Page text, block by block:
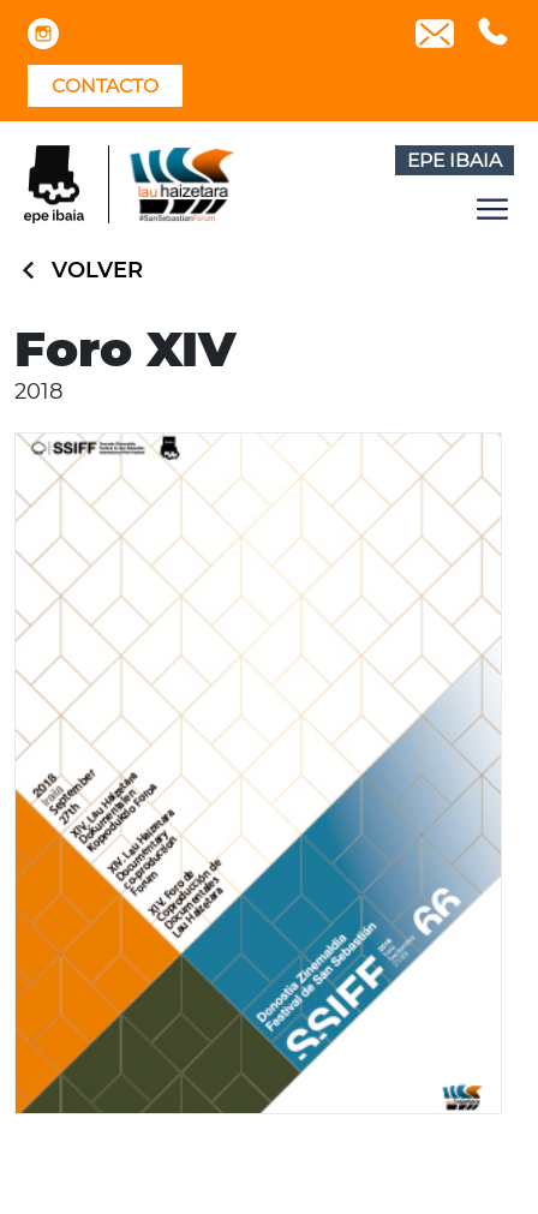
Skip
contentCONTACTO
EPE IBAIA
VOLVER
Foro XIV
2018